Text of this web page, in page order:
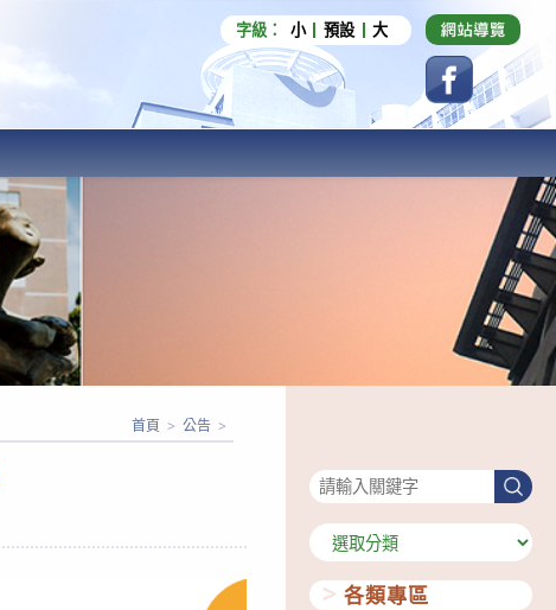
字級： 小 預設 大
首頁 > 公告 >
搜
尋
分
類
各類專區